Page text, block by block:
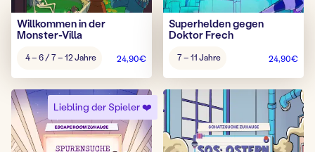
Willkommen in der
Monster-Villa
Spiel:
4 – 6 / 7 – 12 Jahre 24,90€
Superhelden gegen
Doktor Frech
Spiel:
7 – 11 Jahre 24,90€
Liebling der Spieler ❤️